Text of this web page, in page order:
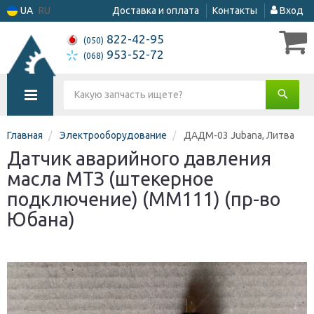
UA RU Доставка и оплата Контакты Вход
(050) 822-42-95
(068) 953-52-72
Главная Электрооборудование ДАДМ-03 Jubana, Литва
Датчик аварийного давления
масла МТЗ (штекерное
подключение) (ММ111) (пр-во
Юбана)